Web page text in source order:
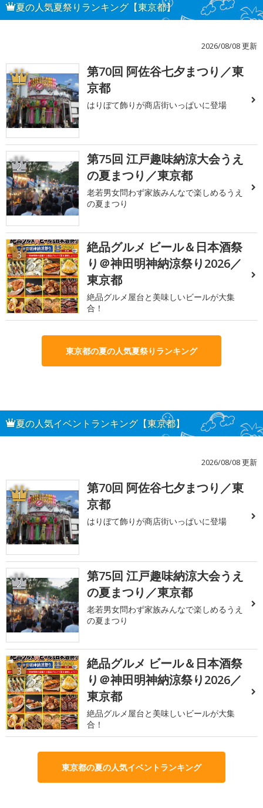
夏の人気夏祭りランキング【東京都】
2026/08/08 更新
1
第70回 阿佐谷七夕まつり／東
京都
はりぼて飾りが商店街いっぱいに登場
2
第75回 江戸趣味納涼大会うえ
の夏まつり／東京都
老若男女問わず家族みんなで楽しめるうえ
の夏まつり
3
絶品グルメ ビール＆日本酒祭
り＠神田明神納涼祭り2026／
東京都
絶品グルメ屋台と美味しいビールが大集
合！
東京都の夏の人気夏祭りランキング
夏の人気イベントランキング【東京都】
2026/08/08 更新
1
第70回 阿佐谷七夕まつり／東
京都
はりぼて飾りが商店街いっぱいに登場
2
第75回 江戸趣味納涼大会うえ
の夏まつり／東京都
老若男女問わず家族みんなで楽しめるうえ
の夏まつり
3
絶品グルメ ビール＆日本酒祭
り＠神田明神納涼祭り2026／
東京都
絶品グルメ屋台と美味しいビールが大集
合！
東京都の夏の人気イベントランキング